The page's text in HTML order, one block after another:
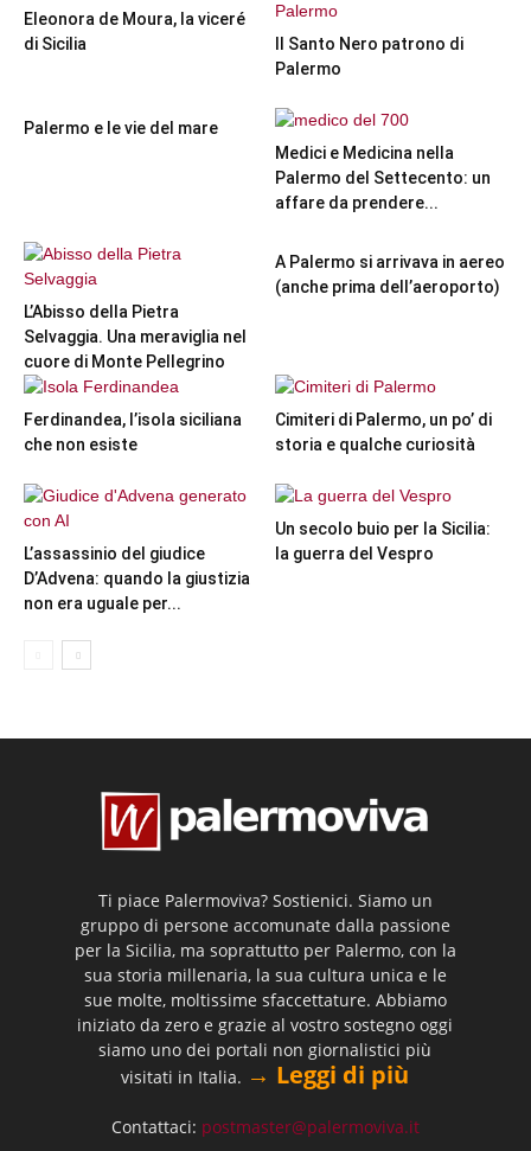
Eleonora de Moura, la viceré
di Sicilia
Il Santo Nero patrono di
Palermo
Palermo e le vie del mare
Medici e Medicina nella
Palermo del Settecento: un
affare da prendere...
L’Abisso della Pietra
Selvaggia. Una meraviglia nel
cuore di Monte Pellegrino
A Palermo si arrivava in aereo
(anche prima dell’aeroporto)
Ferdinandea, l’isola siciliana
che non esiste
Cimiteri di Palermo, un po’ di
storia e qualche curiosità
L’assassinio del giudice
D’Advena: quando la giustizia
non era uguale per...
Un secolo buio per la Sicilia:
la guerra del Vespro
Ti piace Palermoviva? Sostienici. Siamo un
gruppo di persone accomunate dalla passione
per la Sicilia, ma soprattutto per Palermo, con la
sua storia millenaria, la sua cultura unica e le
sue molte, moltissime sfaccettature. Abbiamo
iniziato da zero e grazie al vostro sostegno oggi
siamo uno dei portali non giornalistici più
visitati in Italia. → Leggi di più
Contattaci: postmaster@palermoviva.it